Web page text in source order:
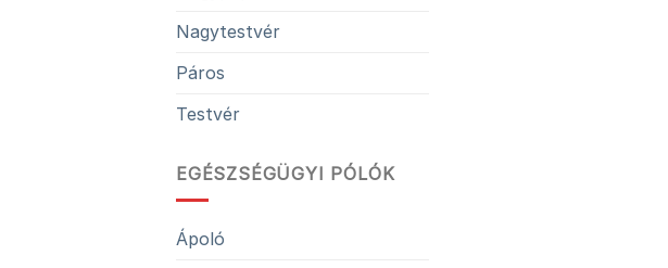
Nagytestvér
Páros
Testvér
EGÉSZSÉGÜGYI PÓLÓK
Ápoló